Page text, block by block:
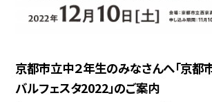
京都市立中２年生のみなさんへ「京都
バルフェスタ2022」のご案内